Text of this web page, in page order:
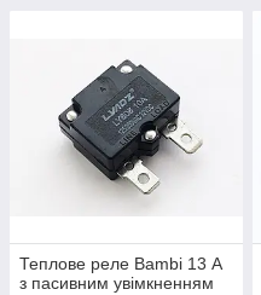
Теплове реле Bambi 13 А
з пасивним увімкненням